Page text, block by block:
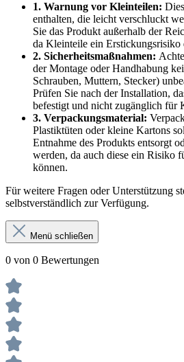
1. Warnung vor Kleinteilen:
enthalten, die leicht verschluckt
Sie das Produkt außerhalb der
da Kleinteile ein Erstickungsrisiko
2. Sicherheitsmaßnahmen:
der Montage oder Handhabung
Schrauben, Muttern, Stecker)
Prüfen Sie nach der Installation,
befestigt und nicht zugänglich für
3. Verpackungsmaterial:
Plastiktüten oder kleine Kartons
Entnahme des Produkts entsorgt
werden, da auch diese ein Risiko
können.
Für weitere Fragen oder Unterstützung
selbstverständlich zur Verfügung.
Menü schließen
0 von 0 Bewertungen